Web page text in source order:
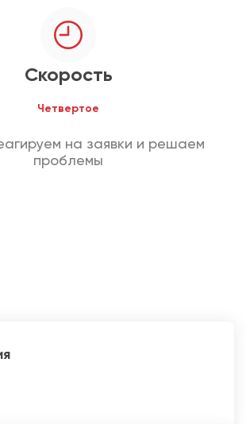
Скорость
Четвертое
на заявки и решаем
проблемы